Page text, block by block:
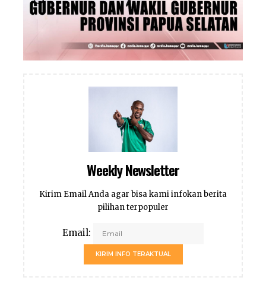
Weekly Newsletter
Kirim Email Anda agar bisa kami infokan berita
pilihan terpopuler
Email:
KIRIM INFO TERAKTUAL